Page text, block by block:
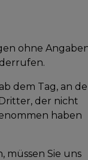
ohne
dem Tag, an
der nicht
haben
müssen Sie uns